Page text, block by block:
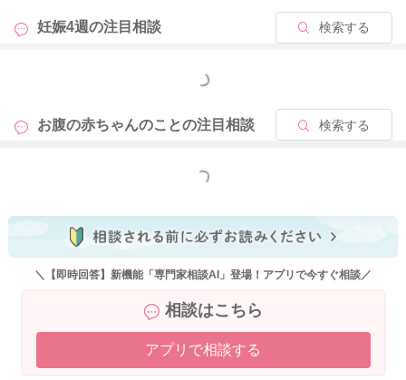
妊娠4週の注目相談 検索する
もっと見る
お腹の赤ちゃんのことの注目相談 検索する
もっと見る
＼【即時回答】新機能「専門家相談AI」登場！アプリで今すぐ相談／
相談はこちら
アプリで相談する